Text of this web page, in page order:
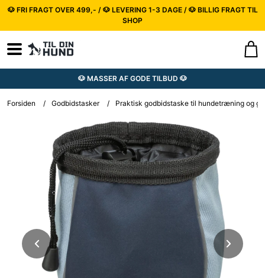
🐶 FRI FRAGT OVER 499,- / 🐶 LEVERING 1-3 DAGE / 🐶 BILLIG FRAGT TIL
SHOP
🐶 MASSER AF GODE TILBUD 🐶
Forsiden / Godbidstasker / Praktisk godbidstaske til hundetræning og